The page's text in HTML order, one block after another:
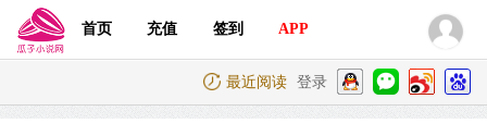
首页 充值 签到 APP
最近阅读 登录